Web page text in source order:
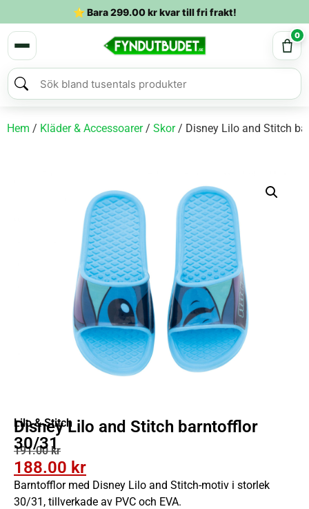
⭐ Bara299.00krkvar till fri frakt!
0
Hem / Kläder & Accessoarer/ Skor/ Disney Lilo and Stitch
Lilo & Stitch
Disney Lilo and Stitch barntofflor
30/31
191.00kr
188.00 kr
Barntofflor med Disney Lilo and Stitch-motiv i storlek
30/31, tillverkade av PVC och EVA.